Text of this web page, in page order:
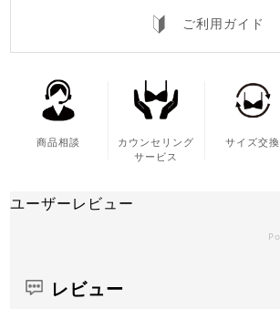
ご利用ガイド
商品相談
カウンセリング
サービス
サイズ交換
ユーザーレビュー
レビュー